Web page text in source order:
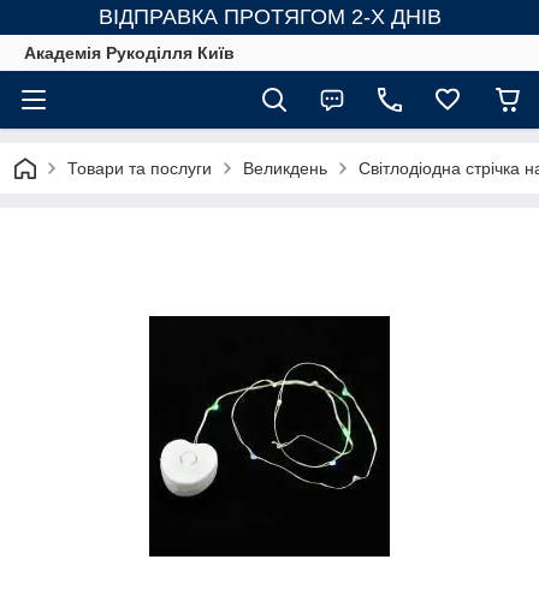
ВІДПРАВКА ПРОТЯГОМ 2-Х ДНІВ
Академія Рукоділля Київ
Товари та послуги Великдень Світлодіодна стрічка